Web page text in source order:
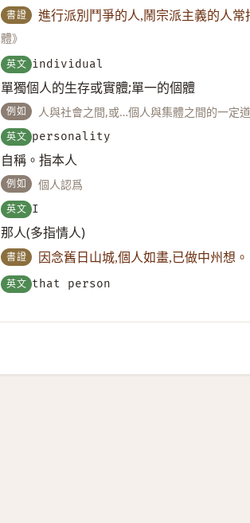
書證 進行派別鬥爭的人,鬧宗派主義的人
體》
英文 individual
單獨個人的生存或實體;單一的個體
例如 人與社會之間,或…個人與集體之間的一定
英文 personality
自稱。指本人
例如 個人認爲
英文 I
那人(多指情人)
書證 因念舊日山城,個人如畫,已做中州想。
英文 that person